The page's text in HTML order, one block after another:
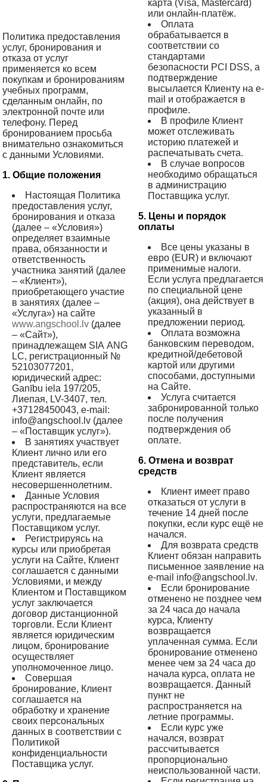
Политика предоставления
услуг, бронирования и
отказа от услуг
применяется ко всем
покупкам и бронированиям
учебных программ,
сделанным онлайн, по
электронной почте или
телефону. Перед
бронированием просьба
внимательно ознакомиться
с данными Условиями.
1. Общие положения
Настоящая Политика
предоставления услуг,
бронирования и отказа
(далее – «Условия»)
определяет взаимные
права, обязанности и
ответственность
участника занятий (далее
– «Клиент»),
приобретающего участие
в занятиях (далее –
«Услуга») на сайте
www.angschool.lv (далее
– «Сайт»),
принадлежащем SIA ANG
LC, регистрационный №
52103077201,
юридический адрес:
Ganību iela 197/205,
Лиепая, LV-3407, тел.
+37128450043, e-mail:
info@angschool.lv (далее
– «Поставщик услуг»).
В занятиях участвует
Клиент лично или его
представитель, если
Клиент является
несовершеннолетним.
Данные Условия
распространяются на все
услуги, предлагаемые
Поставщиком услуг.
Регистрируясь на
курсы или приобретая
услуги на Сайте, Клиент
соглашается с данными
Условиями, и между
Клиентом и Поставщиком
услуг заключается
договор дистанционной
торговли. Если Клиент
является юридическим
лицом, бронирование
осуществляет
уполномоченное лицо.
Совершая
бронирование, Клиент
соглашается на
обработку и хранение
своих персональных
данных в соответствии с
Политикой
конфиденциальности
Поставщика услуг.
карта (Visa, Mastercard)
или онлайн-платёж.
Оплата
обрабатывается в
соответствии со
стандартами
безопасности PCI DSS, а
подтверждение
высылается Клиенту на e-
mail и отображается в
профиле.
В профиле Клиент
может отслеживать
историю платежей и
распечатывать счета.
В случае вопросов
необходимо обращаться
в администрацию
Поставщика услуг.
5. Цены и порядок
оплаты
Все цены указаны в
евро (EUR) и включают
применимые налоги.
Если услуга предлагается
по специальной цене
(акция), она действует в
указанный в
предложении период.
Оплата возможна
банковским переводом,
кредитной/дебетовой
картой или другими
способами, доступными
на Сайте.
Услуга считается
забронированной только
после получения
подтверждения об
оплате.
6. Отмена и возврат
средств
Клиент имеет право
отказаться от услуги в
течение 14 дней после
покупки, если курс ещё не
начался.
Для возврата средств
Клиент обязан направить
письменное заявление на
e-mail info@angschool.lv.
Если бронирование
отменено не позднее чем
за 24 часа до начала
курса, Клиенту
возвращается
уплаченная сумма. Если
бронирование отменено
менее чем за 24 часа до
начала курса, оплата не
возвращается. Данный
пункт не
распространяется на
летние программы.
Если курс уже
начался, возврат
рассчитывается
пропорционально
неиспользованной части.